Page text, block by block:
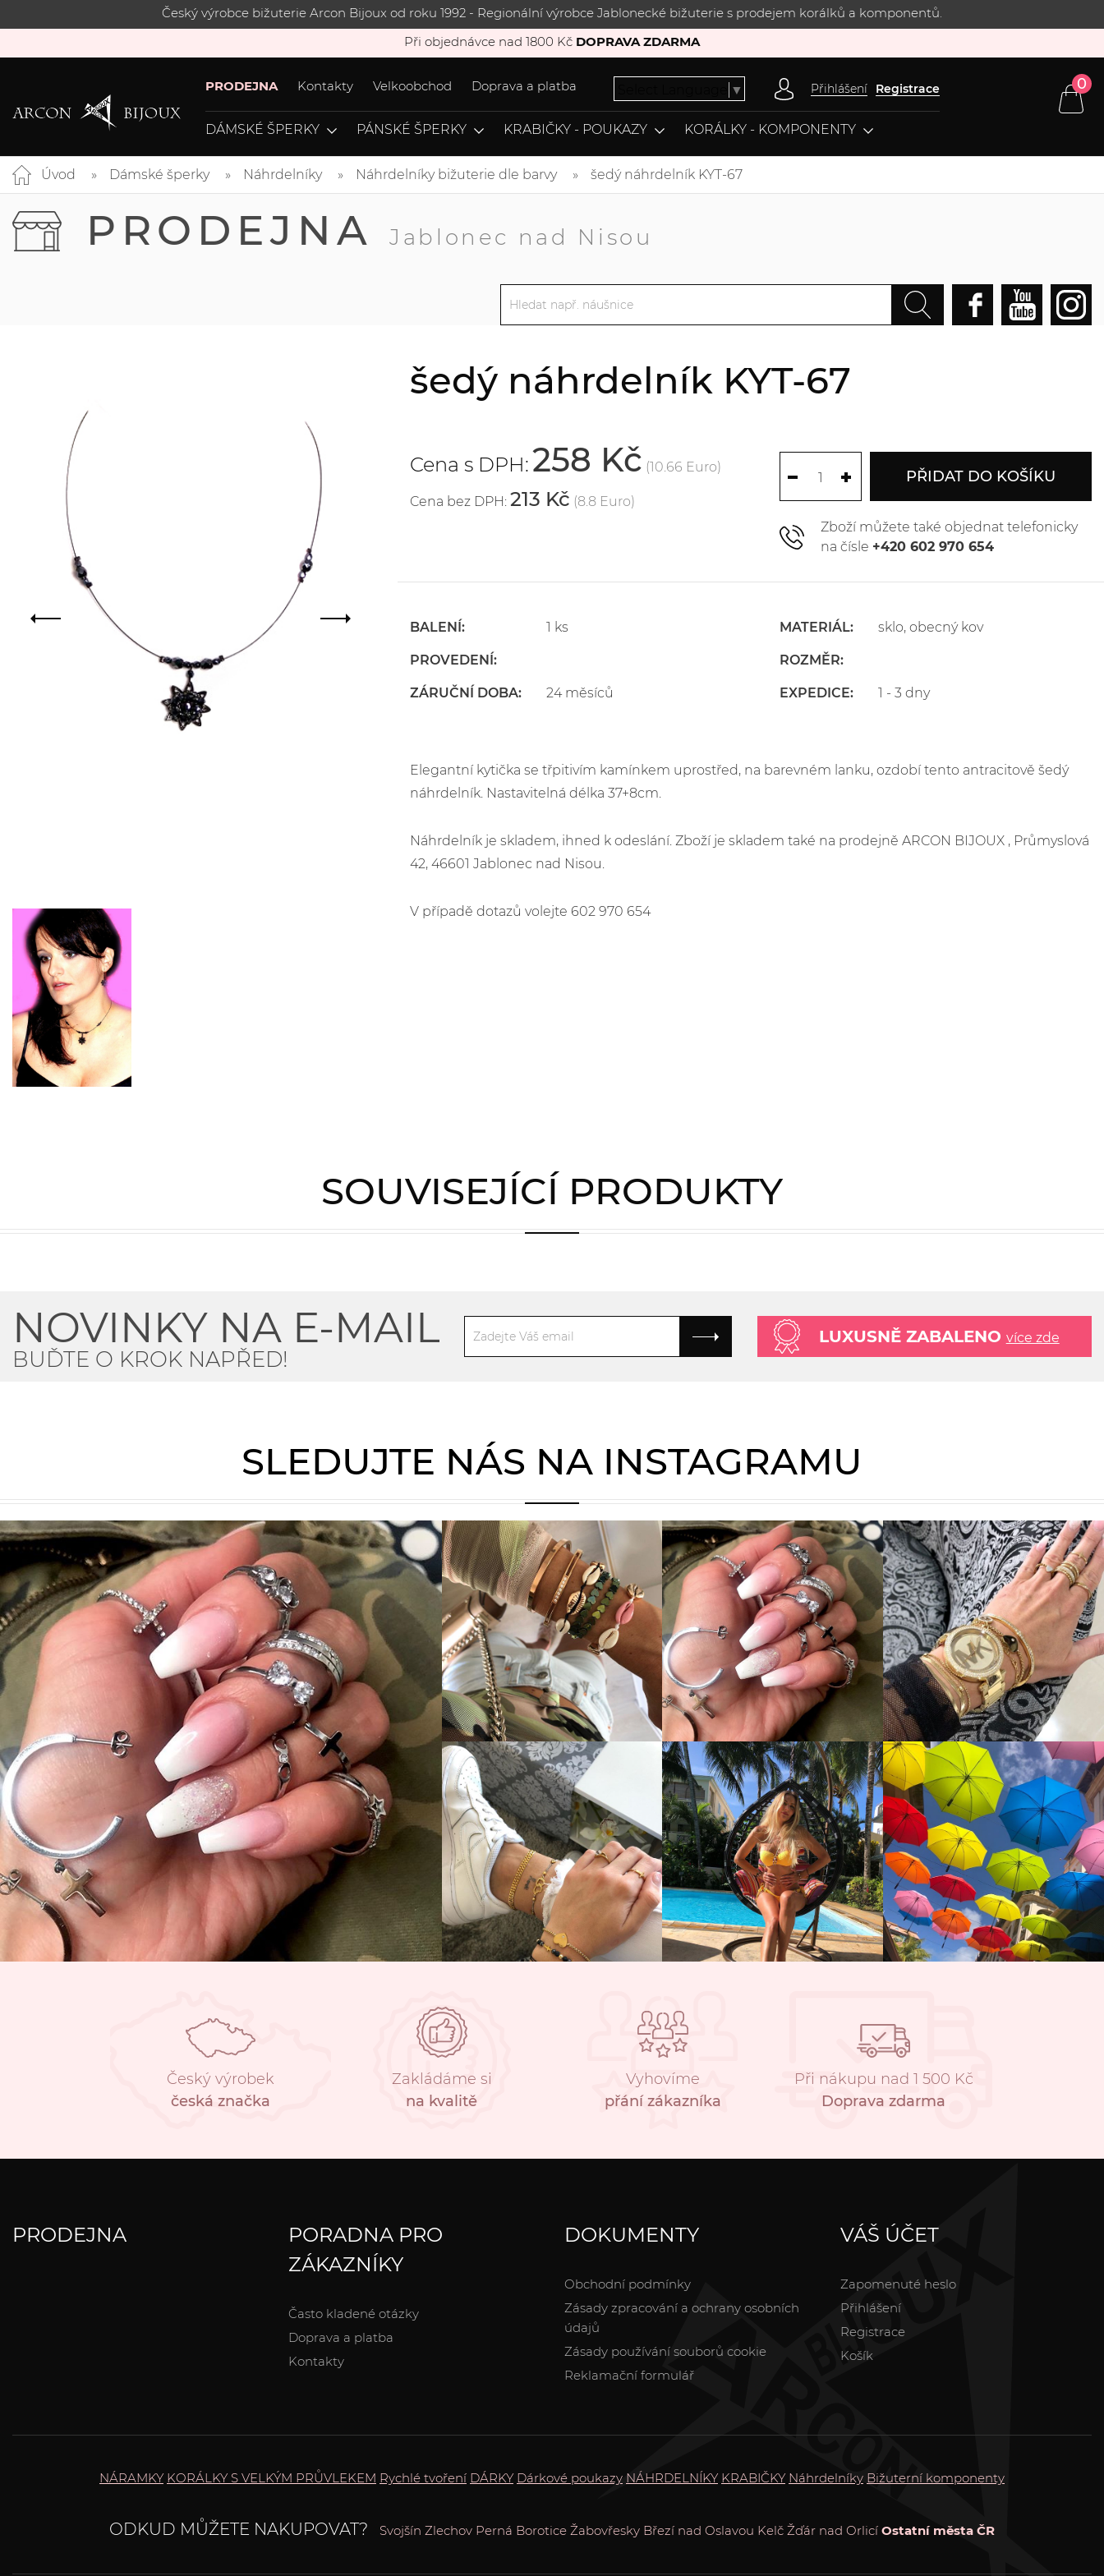
Český výrobce bižuterie Arcon Bijoux od roku 1992 - Regionální výrobce Jablonecké bižuterie s prodejem korálků a komponentů.
Při objednávce nad 1800 Kč DOPRAVA ZDARMA
PRODEJNA Kontakty Velkoobchod Doprava a platba ▼ Přihlášení Registrace 0
DÁMSKÉ ŠPERKY PÁNSKÉ ŠPERKY KRABIČKY - POUKAZY KORÁLKY - KOMPONENTY
Úvod Dámské šperky Náhrdelníky Náhrdelníky bižuterie dle barvy šedý náhrdelník KYT-67
PRODEJNA Jablonec nad Nisou
šedý náhrdelník KYT-67
Cena s DPH:258 Kč (10.66 Euro)
Cena bez DPH: 213 Kč (8.8 Euro)
PŘIDAT DO KOŠÍKU
Zboží můžete také objednat telefonicky
na čísle +420 602 970 654
BALENÍ: 1 ks
PROVEDENÍ:
ZÁRUČNÍ DOBA: 24 měsíců
MATERIÁL: sklo, obecný kov
ROZMĚR:
EXPEDICE: 1 - 3 dny
Elegantní kytička se třpitivím kamínkem uprostřed, na barevném lanku, ozdobí tento antracitově šedý
náhrdelník. Nastavitelná délka 37+8cm.
Náhrdelník je skladem, ihned k odeslání. Zboží je skladem také na prodejně ARCON BIJOUX , Průmyslová
42, 46601 Jablonec nad Nisou.
V případě dotazů volejte 602 970 654
SOUVISEJÍCÍ PRODUKTY
NOVINKY NA E-MAIL
BUĎTE O KROK NAPŘED!
LUXUSNĚ ZABALENO více zde
SLEDUJTE NÁS NA INSTAGRAMU
Český výrobek
česká značka
Zakládáme si
na kvalitě
Vyhovíme
přání zákazníka
Při nákupu nad 1 500 Kč
Doprava zdarma
PRODEJNA
PORADNA PRO
ZÁKAZNÍKY
Často kladené otázky
Doprava a platba
Kontakty
DOKUMENTY
Obchodní podmínky
Zásady zpracování a ochrany osobních
údajů
Zásady používání souborů cookie
Reklamační formulář
VÁŠ ÚČET
Zapomenuté heslo
Přihlášení
Registrace
Košík
NÁRAMKY KORÁLKY S VELKÝM PRŮVLEKEM Rychlé tvoření DÁRKY Dárkové poukazy NÁHRDELNÍKY KRABIČKY Náhrdelníky Bižuterní komponenty
ODKUD MŮŽETE NAKUPOVAT? Svojšín Zlechov Perná Borotice Žabovřesky Březí nad Oslavou Kelč Žďár nad Orlicí Ostatní města ČR